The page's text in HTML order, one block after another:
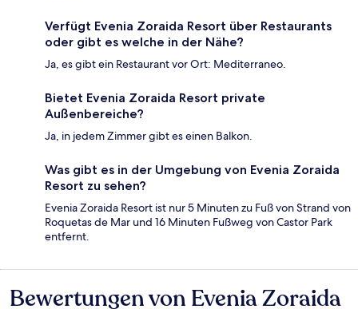
Verfügt Evenia Zoraida Resort über Restaurants
oder gibt es welche in der Nähe?
Ja, es gibt ein Restaurant vor Ort: Mediterraneo.
Bietet Evenia Zoraida Resort private
Außenbereiche?
Ja, in jedem Zimmer gibt es einen Balkon.
Was gibt es in der Umgebung von Evenia Zoraida
Resort zu sehen?
Evenia Zoraida Resort ist nur 5 Minuten zu Fuß von Strand von
Roquetas de Mar und 16 Minuten Fußweg von Castor Park
entfernt.
Bewertungen
Bewertungen von Evenia Zoraida